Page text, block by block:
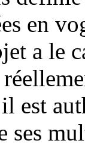
en
a le
est
ses